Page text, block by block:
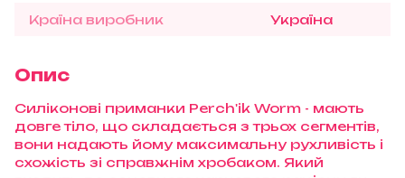
Країна виробник Україна
Опис
Силіконові приманки Perch'ik Worm - мають
довге тіло, що складається з трьох сегментів,
вони надають йому максимальну рухливість і
схожість зі справжнім хробаком. Який